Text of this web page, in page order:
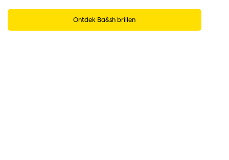
Ontdek Ba&sh brillen